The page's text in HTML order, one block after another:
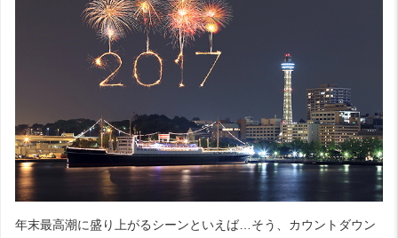
年末最高潮に盛り上がるシーンといえば…そう、カウントダウン